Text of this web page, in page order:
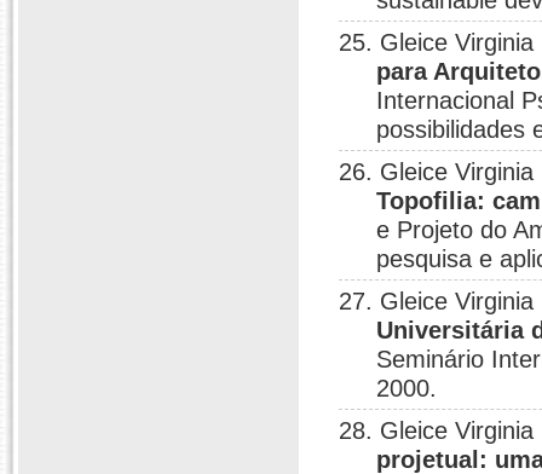
25. Gleice
para
Internacional
possibilidades
26. Gleice
Topofilia:
e Projeto do
pesquisa e
27. Gleice
Universitária
Seminário
2000.
28. Gleice
projetual: